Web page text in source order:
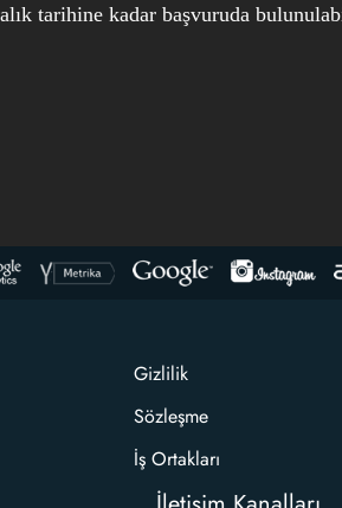
tarihine kadar başvuruda
Gizlilik
Sözleşme
İş Ortakları